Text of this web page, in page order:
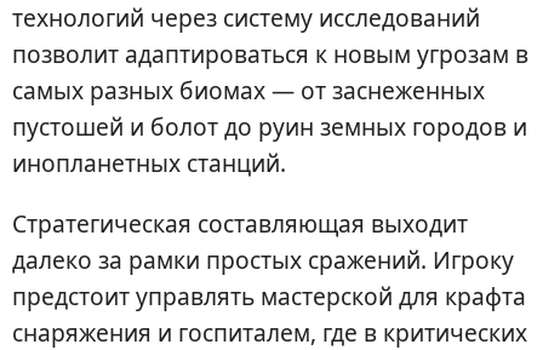
технологий через систему исследований
позволит адаптироваться к новым угрозам в
самых разных биомах — от заснеженных
пустошей и болот до руин земных городов и
инопланетных станций.
Стратегическая составляющая выходит
далеко за рамки простых сражений. Игроку
предстоит управлять мастерской для крафта
снаряжения и госпиталем, где в критических